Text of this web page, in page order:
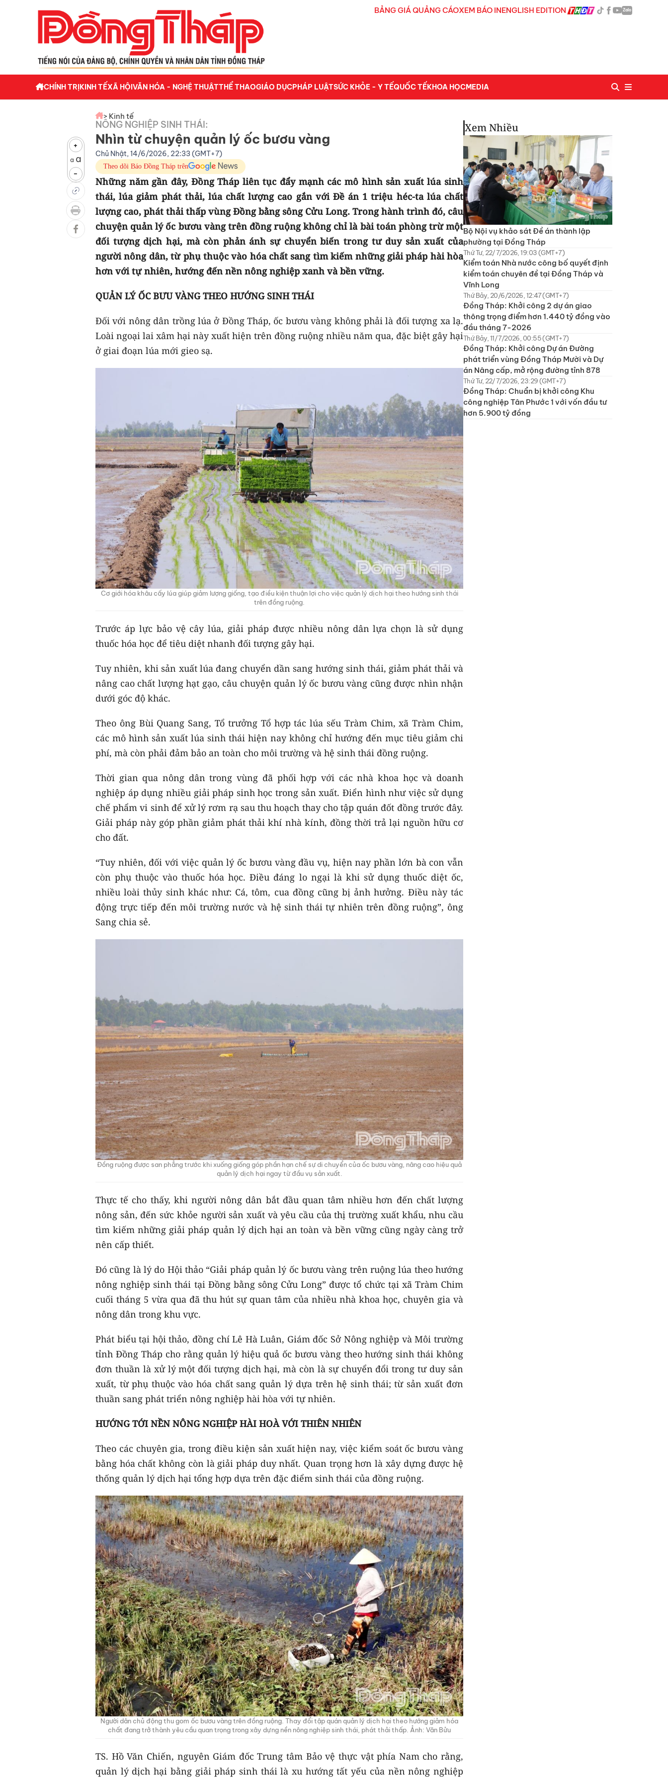
BẢNG GIÁ QUẢNG CÁOXEM BÁO INENGLISH EDITION Zalo
CHÍNH TRỊKINH TẾXÃ HỘIVĂN HÓA - NGHỆ THUẬTTHỂ THAOGIÁO DỤCPHÁP LUẬTSỨC KHỎE - Y TẾQUỐC TẾKHOA HỌCMEDIA
+
a a
-
> Kinh tế
NÔNG NGHIỆP SINH THÁI:
Nhìn từ chuyện quản lý ốc bươu vàng
Chủ Nhật, 14/6/2026, 22:33 (GMT+7)
Theo dõi Báo Đồng Tháp trên
Những năm gần đây, Đồng Tháp liên tục đẩy mạnh các mô hình sản xuất lúa sinh
thái, lúa giảm phát thải, lúa chất lượng cao gắn với Đề án 1 triệu héc-ta lúa chất
lượng cao, phát thải thấp vùng Đồng bằng sông Cửu Long. Trong hành trình đó, câu
chuyện quản lý ốc bươu vàng trên đồng ruộng không chỉ là bài toán phòng trừ một
đối tượng dịch hại, mà còn phản ánh sự chuyển biến trong tư duy sản xuất của
người nông dân, từ phụ thuộc vào hóa chất sang tìm kiếm những giải pháp hài hòa
hơn với tự nhiên, hướng đến nền nông nghiệp xanh và bền vững.
QUẢN LÝ ỐC BƯU VÀNG THEO HƯỚNG SINH THÁI
Đối với nông dân trồng lúa ở Đồng Tháp, ốc bươu vàng không phải là đối tượng xa lạ.
Loài ngoại lai xâm hại này xuất hiện trên đồng ruộng nhiều năm qua, đặc biệt gây hại
ở giai đoạn lúa mới gieo sạ.
Cơ giới hóa khâu cấy lúa giúp giảm lượng giống, tạo điều kiện thuận lợi cho việc quản lý dịch hại theo hướng sinh thái
trên đồng ruộng.
Trước áp lực bảo vệ cây lúa, giải pháp được nhiều nông dân lựa chọn là sử dụng
thuốc hóa học để tiêu diệt nhanh đối tượng gây hại.
Tuy nhiên, khi sản xuất lúa đang chuyển dần sang hướng sinh thái, giảm phát thải và
nâng cao chất lượng hạt gạo, câu chuyện quản lý ốc bươu vàng cũng được nhìn nhận
dưới góc độ khác.
Theo ông Bùi Quang Sang, Tổ trưởng Tổ hợp tác lúa sếu Tràm Chim, xã Tràm Chim,
các mô hình sản xuất lúa sinh thái hiện nay không chỉ hướng đến mục tiêu giảm chi
phí, mà còn phải đảm bảo an toàn cho môi trường và hệ sinh thái đồng ruộng.
Thời gian qua nông dân trong vùng đã phối hợp với các nhà khoa học và doanh
nghiệp áp dụng nhiều giải pháp sinh học trong sản xuất. Điển hình như việc sử dụng
chế phẩm vi sinh để xử lý rơm rạ sau thu hoạch thay cho tập quán đốt đồng trước đây.
Giải pháp này góp phần giảm phát thải khí nhà kính, đồng thời trả lại nguồn hữu cơ
cho đất.
“Tuy nhiên, đối với việc quản lý ốc bươu vàng đầu vụ, hiện nay phần lớn bà con vẫn
còn phụ thuộc vào thuốc hóa học. Điều đáng lo ngại là khi sử dụng thuốc diệt ốc,
nhiều loài thủy sinh khác như: Cá, tôm, cua đồng cũng bị ảnh hưởng. Điều này tác
động trực tiếp đến môi trường nước và hệ sinh thái tự nhiên trên đồng ruộng”, ông
Sang chia sẻ.
Đồng ruộng được san phẳng trước khi xuống giống góp phần hạn chế sự di chuyển của ốc bươu vàng, nâng cao hiệu quả
quản lý dịch hại ngay từ đầu vụ sản xuất.
Thực tế cho thấy, khi người nông dân bắt đầu quan tâm nhiều hơn đến chất lượng
nông sản, đến sức khỏe người sản xuất và yêu cầu của thị trường xuất khẩu, nhu cầu
tìm kiếm những giải pháp quản lý dịch hại an toàn và bền vững cũng ngày càng trở
nên cấp thiết.
Đó cũng là lý do Hội thảo “Giải pháp quản lý ốc bươu vàng trên ruộng lúa theo hướng
nông nghiệp sinh thái tại Đồng bằng sông Cửu Long” được tổ chức tại xã Tràm Chim
cuối tháng 5 vừa qua đã thu hút sự quan tâm của nhiều nhà khoa học, chuyên gia và
nông dân trong khu vực.
Phát biểu tại hội thảo, đồng chí Lê Hà Luân, Giám đốc Sở Nông nghiệp và Môi trường
tỉnh Đồng Tháp cho rằng quản lý hiệu quả ốc bươu vàng theo hướng sinh thái không
đơn thuần là xử lý một đối tượng dịch hại, mà còn là sự chuyển đổi trong tư duy sản
xuất, từ phụ thuộc vào hóa chất sang quản lý dựa trên hệ sinh thái; từ sản xuất đơn
thuần sang phát triển nông nghiệp hài hòa với tự nhiên.
HƯỚNG TỚI NỀN NÔNG NGHIỆP HÀI HOÀ VỚI THIÊN NHIÊN
Theo các chuyên gia, trong điều kiện sản xuất hiện nay, việc kiểm soát ốc bươu vàng
bằng hóa chất không còn là giải pháp duy nhất. Quan trọng hơn là xây dựng được hệ
thống quản lý dịch hại tổng hợp dựa trên đặc điểm sinh thái của đồng ruộng.
Người dân chủ động thu gom ốc bươu vàng trên đồng ruộng. Thay đổi tập quán quản lý dịch hại theo hướng giảm hóa
chất đang trở thành yêu cầu quan trọng trong xây dựng nền nông nghiệp sinh thái, phát thải thấp. Ảnh: Văn Bửu
TS. Hồ Văn Chiến, nguyên Giám đốc Trung tâm Bảo vệ thực vật phía Nam cho rằng,
quản lý dịch hại bằng giải pháp sinh thái là xu hướng tất yếu của nền nông nghiệp
Xem Nhiều
Bộ Nội vụ khảo sát Đề án thành lập
phường tại Đồng Tháp
Thứ Tư, 22/7/2026, 19:03 (GMT+7)
Kiểm toán Nhà nước công bố quyết định
kiểm toán chuyên đề tại Đồng Tháp và
Vĩnh Long
Thứ Bảy, 20/6/2026, 12:47 (GMT+7)
Đồng Tháp: Khởi công 2 dự án giao
thông trọng điểm hơn 1.440 tỷ đồng vào
đầu tháng 7-2026
Thứ Bảy, 11/7/2026, 00:55 (GMT+7)
Đồng Tháp: Khởi công Dự án Đường
phát triển vùng Đồng Tháp Mười và Dự
án Nâng cấp, mở rộng đường tỉnh 878
Thứ Tư, 22/7/2026, 23:29 (GMT+7)
Đồng Tháp: Chuẩn bị khởi công Khu
công nghiệp Tân Phước 1 với vốn đầu tư
hơn 5.900 tỷ đồng